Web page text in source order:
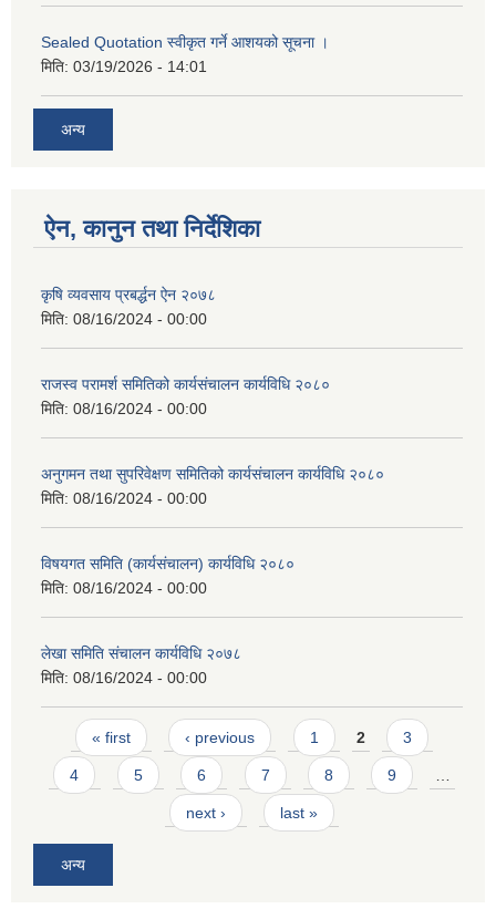
Sealed Quotation स्वीकृत गर्ने आशयको सूचना ।
मिति: 03/19/2026 - 14:01
अन्य
ऐन, कानुन तथा निर्देशिका
कृषि व्यवसाय प्रबर्द्धन ऐन २०७८
मिति: 08/16/2024 - 00:00
राजस्व परामर्श समितिको कार्यसंचालन कार्यविधि २०८०
मिति: 08/16/2024 - 00:00
अनुगमन तथा सुपरिवेक्षण समितिको कार्यसंचालन कार्यविधि २०८०
मिति: 08/16/2024 - 00:00
विषयगत समिति (कार्यसंचालन) कार्यविधि २०८०
मिति: 08/16/2024 - 00:00
लेखा समिति संचालन कार्यविधि २०७८
मिति: 08/16/2024 - 00:00
Pages
« first ‹ previous 1 2 3
4 5 6 7 8 9 …
next › last »
अन्य